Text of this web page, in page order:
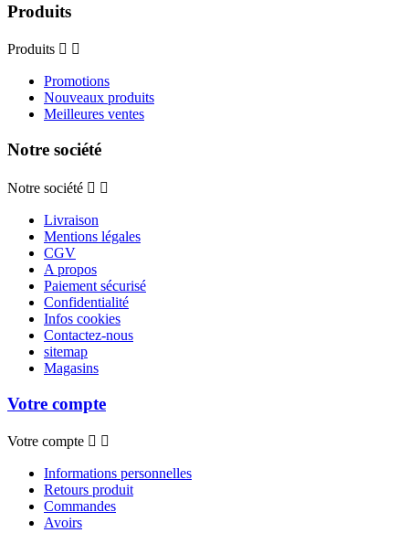
Produits
Produits  
Promotions
Nouveaux produits
Meilleures ventes
Notre société
Notre société  
Livraison
Mentions légales
CGV
A propos
Paiement sécurisé
Confidentialité
Infos cookies
Contactez-nous
sitemap
Magasins
Votre compte
Votre compte  
Informations personnelles
Retours produit
Commandes
Avoirs